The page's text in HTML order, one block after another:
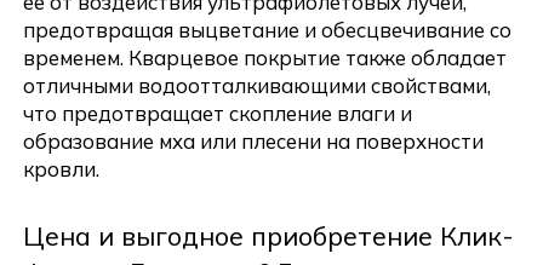
предотвращая выцветание и обесцвечивание со
временем. Кварцевое покрытие также обладает
отличными водоотталкивающими свойствами,
что предотвращает скопление влаги и
образование мха или плесени на поверхности
кровли.
Цена и выгодное приобретение Клик-